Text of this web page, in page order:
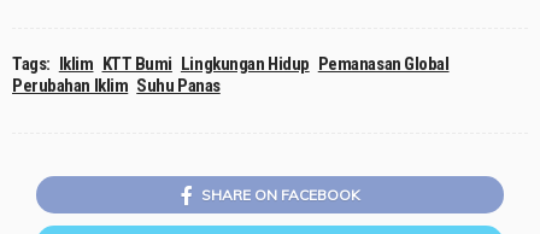
Tags: Iklim KTT Bumi Lingkungan Hidup Pemanasan Global
Perubahan Iklim Suhu Panas
SHARE ON FACEBOOK